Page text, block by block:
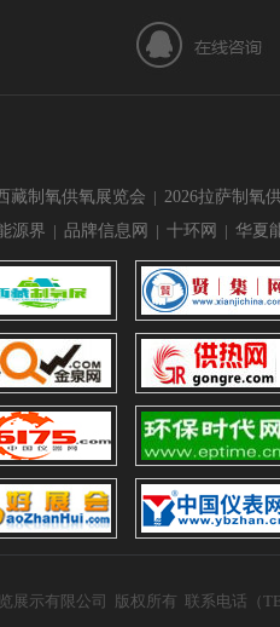
藏制氧供氧展览会 | 2026拉萨制氧
源界 | 品牌信息网 | 十环网 | 华夏
展示有限公司 版权所有 联系电话（